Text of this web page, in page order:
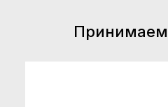
Принимаем